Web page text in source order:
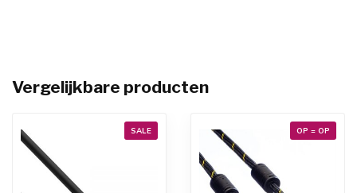
Vergelijkbare producten
SALE OP = OP